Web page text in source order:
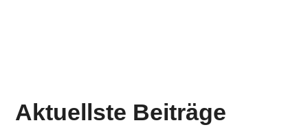
Aktuellste Beiträge